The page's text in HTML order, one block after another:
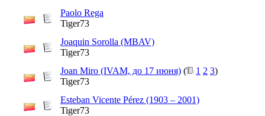
Paolo Rega
Tiger73
Joaquin Sorolla (MBAV)
Tiger73
Joan Miro (IVAM, до 17 июня) ( 1 2 3)
Tiger73
Esteban Vicente Pérez (1903 – 2001)
Tiger73